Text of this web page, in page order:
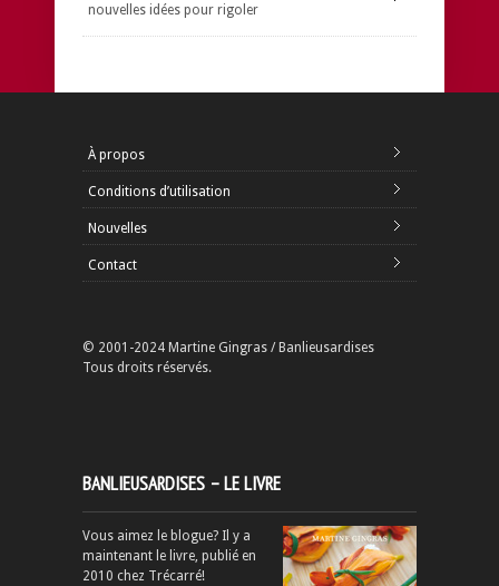
nouvelles idées pour rigoler
À propos
Conditions d’utilisation
Nouvelles
Contact
© 2001-2024 Martine Gingras / Banlieusardises
Tous droits réservés.
BANLIEUSARDISES – LE LIVRE
Vous aimez le blogue? Il y a
maintenant le livre, publié en
2010 chez Trécarré!